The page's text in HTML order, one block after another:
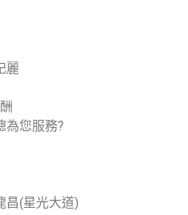
麗
為您服務?
昌(星光大道)